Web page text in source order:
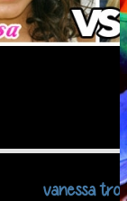
vanessa tro